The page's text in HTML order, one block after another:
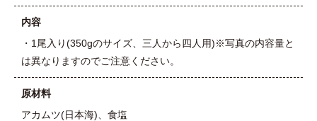
内容
・1尾入り(350gのサイズ、三人から四人用)※写真の内容量と
は異なりますのでご注意ください。
原材料
アカムツ(日本海)、食塩